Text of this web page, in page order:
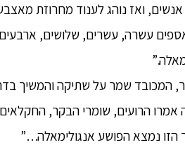
אנשים, ואז נוהג לענוד מחרוזת
עשרה, עשרים, שלושים, ארבעים
המכובד שמר על שתיקה והמשיך
אמרו הרועים, שומרי הבקר,
נמצא הפושע אנגולימאלה…”